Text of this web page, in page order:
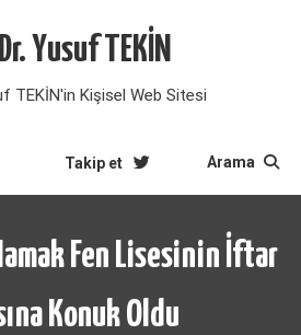
Yusuf TEKİN
TEKİN'in Kişisel Web Sitesi
Takip et Arama
Fen Lisesinin İftar
Konuk Oldu